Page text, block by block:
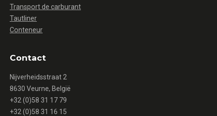
Transport de carburant
Tautliner
Conteneur
Contact
Nijverheidsstraat 2
8630 Veurne, België
+32 (0)58 31 17 79
+32 (0)58 31 16 15